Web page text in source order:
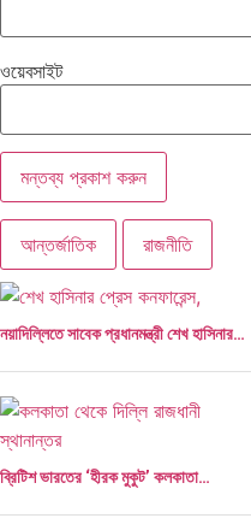
ওয়েবসাইট
আন্তর্জাতিক রাজনীতি
নয়াদিল্লিতে সাবেক প্রধানমন্ত্রী শেখ হাসিনার…
ব্রিটিশ ভারতের ‘হীরক মুকুট’ কলকাতা…